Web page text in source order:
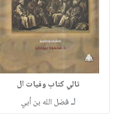
تالي كتاب وفيات ال
لـفضل الله بن أبي